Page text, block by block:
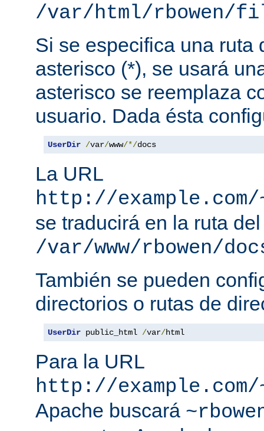
/var/html/rbowen/
Si se especifica una ruta
asterisco (*), se usará
asterisco se reemplaza
usuario. Dada ésta
UserDir /var/www/*/docs
La URL
http://
se traducirá en la ruta
/var/www/rbowen/
También se pueden
directorios o rutas de
UserDir public_html /var/html
Para la URL
http://
Apache buscará